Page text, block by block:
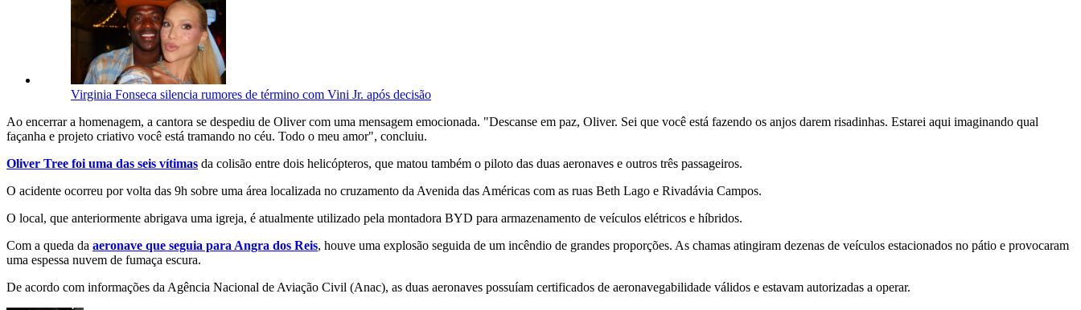
Virginia Fonseca silencia rumores de término com Vini Jr. após decisão
Ao encerrar a homenagem, a cantora se despediu de Oliver com uma mensagem emocionada. "Descanse em paz, Oliver. Sei que você está fazendo os anjos darem risadinhas. Estarei aqui imaginando qual
façanha e projeto criativo você está tramando no céu. Todo o meu amor", concluiu.
Oliver Tree foi uma das seis vítimas da colisão entre dois helicópteros, que matou também o piloto das duas aeronaves e outros três passageiros.
O acidente ocorreu por volta das 9h sobre uma área localizada no cruzamento da Avenida das Américas com as ruas Beth Lago e Rivadávia Campos.
O local, que anteriormente abrigava uma igreja, é atualmente utilizado pela montadora BYD para armazenamento de veículos elétricos e híbridos.
Com a queda da aeronave que seguia para Angra dos Reis, houve uma explosão seguida de um incêndio de grandes proporções. As chamas atingiram dezenas de veículos estacionados no pátio e provocaram
uma espessa nuvem de fumaça escura.
De acordo com informações da Agência Nacional de Aviação Civil (Anac), as duas aeronaves possuíam certificados de aeronavegabilidade válidos e estavam autorizadas a operar.